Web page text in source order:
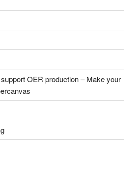
OER production – Make your